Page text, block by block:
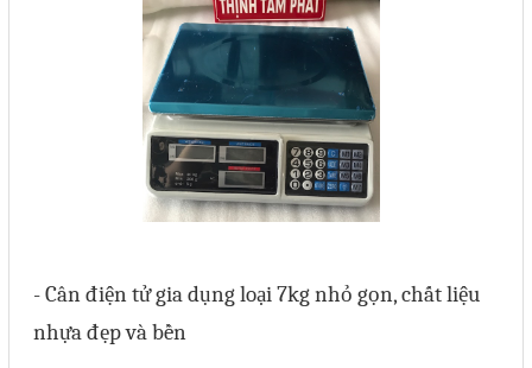
- Cân điện tử gia dụng loại 7kg nhỏ gọn, chất liệu
nhựa đẹp và bền
Thiết kế tủ điện công nghiệp
Sửa chữa biến tần
Sửa chữa PLC
Sửa chữa màn hình HMI
Sửa Bộ điều khiển Servo, Bộ
Sửa chữa bộ nguồn
Sửa motor - Quấn motor